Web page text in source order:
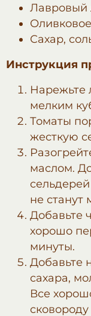
Лавровый
Сахар,
Инструкция
Нарежьте
мелким
Томаты
жесткую
маслом.
не станут
Добавьте
хорошо
минуты.
Добавьте
сахара,
Все